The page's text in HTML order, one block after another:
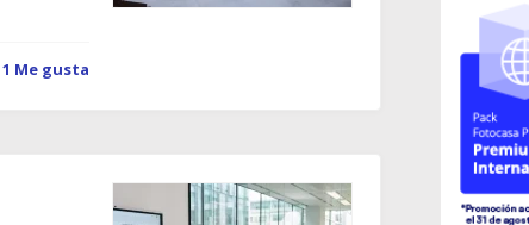
1 Me gusta